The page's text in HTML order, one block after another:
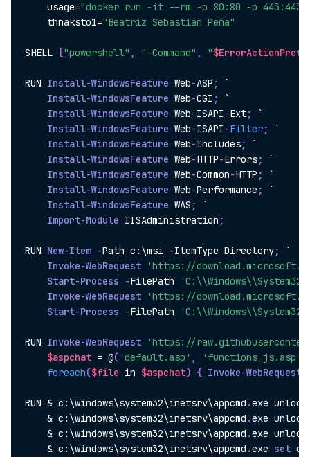
    usage=
"docker run -it --rm -p 80:80 -p 443:443
    thnaksto1=
"Beatriz Sebastián Peña"
SHELL ["powershell" , "-Command" , "
RUN Install-WindowsFeature Web-ASP ;
`
Install-WindowsFeature Web-CGI ;
`
Install-WindowsFeature Web-ISAPI -Ext;
`
Install-WindowsFeature Web-ISAPI -Filter;
`
Install-WindowsFeature Web-Includes;
`
Install-WindowsFeature Web-HTTP-Errors;
`
Install-WindowsFeature Web-Common-HTTP ;
`
Install-WindowsFeature Web-Performance ;
`
Install-WindowsFeature WAS ;
`
Import-Module IISAdministration ;
RUN New-Item -Path c:\msi -ItemType Directory;
`
Invoke-WebRequest
'https://
Start-Process
-FilePath
Invoke-WebRequest
'https://
Start-Process
-FilePath
RUN Invoke-WebRequest
'https://
$aspchat = @( 'default.asp' , 'functions_js.asp'
foreach($file in $aspchat) { Invoke-WebRequest
RUN & c:\windows\system32\inetsrv\appcmd .exe
    & c:\windows\system32\inetsrv\appcmd
.exe
    & c:\windows\system32\inetsrv\appcmd
.exe
    & c:\windows\system32\inetsrv\appcmd
.exe set